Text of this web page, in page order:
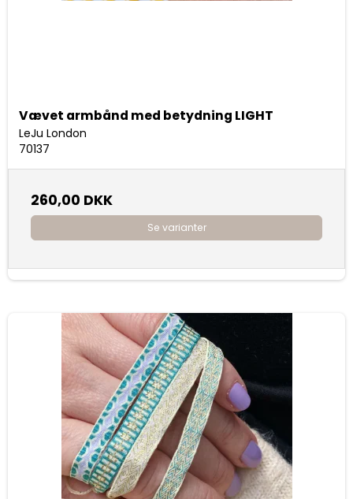
Vævet armbånd med betydning LIGHT
LeJu London
70137
260,00 DKK
Se varianter